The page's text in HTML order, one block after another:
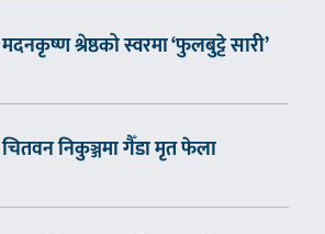
मदनकृष्ण श्रेष्ठको स्वरमा ‘फुलबुट्टे सारी’
चितवन निकुञ्जमा गैँडा मृत फेला